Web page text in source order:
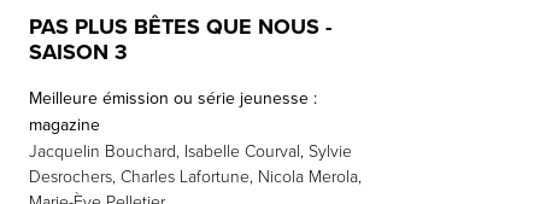
PAS PLUS BÊTES QUE NOUS -
SAISON 3
Meilleure émission ou série jeunesse :
magazine
Jacquelin Bouchard, Isabelle Courval, Sylvie
Desrochers, Charles Lafortune, Nicola Merola,